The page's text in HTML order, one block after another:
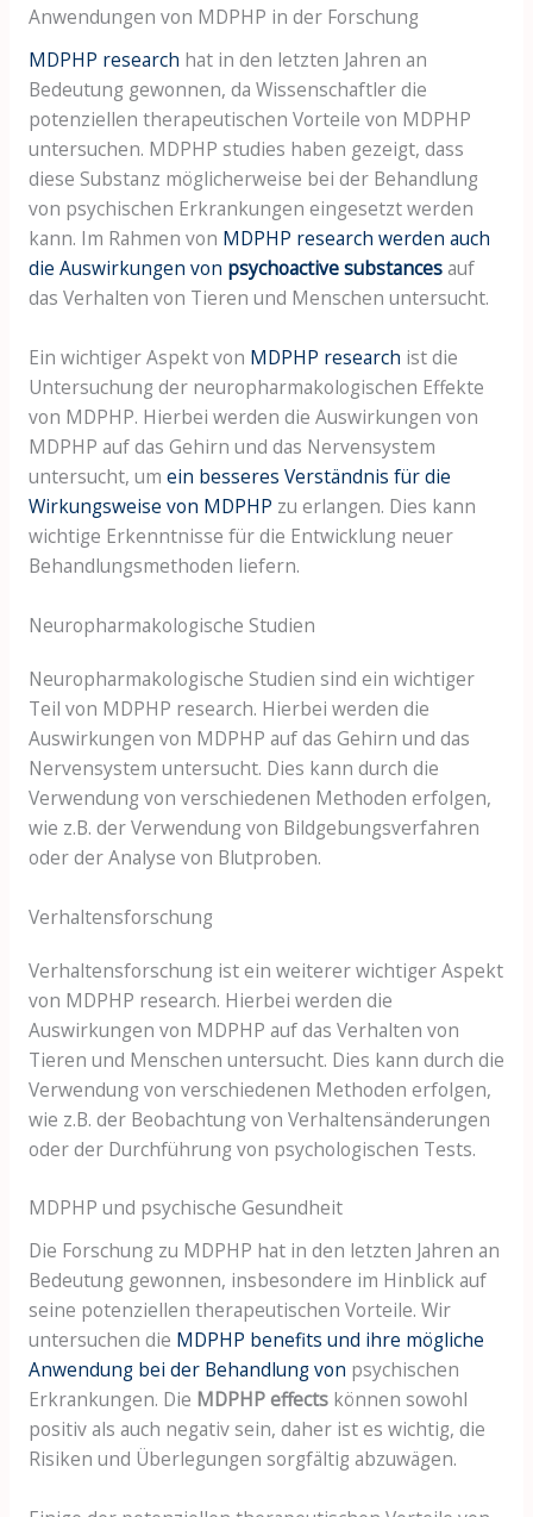
Anwendungen von MDPHP in der Forschung
MDPHP research hat in den letzten Jahren an
Bedeutung gewonnen, da Wissenschaftler die
potenziellen therapeutischen Vorteile von MDPHP
untersuchen. MDPHP studies haben gezeigt, dass
diese Substanz möglicherweise bei der Behandlung
von psychischen Erkrankungen eingesetzt werden
kann. Im Rahmen von MDPHP research werden auch
die Auswirkungen von psychoactive substancesauf
das Verhalten von Tieren und Menschen untersucht.
Ein wichtiger Aspekt von MDPHP research ist die
Untersuchung der neuropharmakologischen Effekte
von MDPHP. Hierbei werden die Auswirkungen von
MDPHP auf das Gehirn und das Nervensystem
untersucht, um ein besseres Verständnis für die
Wirkungsweise von MDPHP zu erlangen. Dies kann
wichtige Erkenntnisse für die Entwicklung neuer
Behandlungsmethoden liefern.
Neuropharmakologische Studien
Neuropharmakologische Studien sind ein wichtiger
Teil von MDPHP research. Hierbei werden die
Auswirkungen von MDPHP auf das Gehirn und das
Nervensystem untersucht. Dies kann durch die
Verwendung von verschiedenen Methoden erfolgen,
wie z.B. der Verwendung von Bildgebungsverfahren
oder der Analyse von Blutproben.
Verhaltensforschung
Verhaltensforschung ist ein weiterer wichtiger Aspekt
von MDPHP research. Hierbei werden die
Auswirkungen von MDPHP auf das Verhalten von
Tieren und Menschen untersucht. Dies kann durch die
Verwendung von verschiedenen Methoden erfolgen,
wie z.B. der Beobachtung von Verhaltensänderungen
oder der Durchführung von psychologischen Tests.
MDPHP und psychische Gesundheit
Die Forschung zu MDPHP hat in den letzten Jahren an
Bedeutung gewonnen, insbesondere im Hinblick auf
seine potenziellen therapeutischen Vorteile. Wir
untersuchen die MDPHP benefits und ihre mögliche
Anwendung bei der Behandlung von psychischen
Erkrankungen. Die MDPHP effectskönnen sowohl
positiv als auch negativ sein, daher ist es wichtig, die
Risiken und Überlegungen sorgfältig abzuwägen.